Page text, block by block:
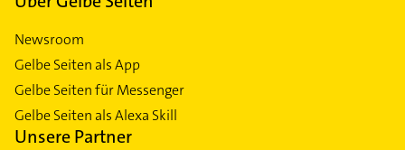
Newsroom
Gelbe Seiten als App
Gelbe Seiten für Messenger
Gelbe Seiten als Alexa Skill
Unsere Partner